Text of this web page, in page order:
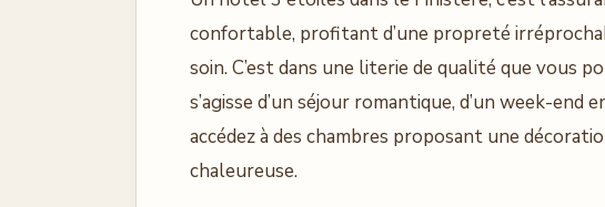
confortable, profitant d’une propreté
soin. C’est dans une literie de qualité que vous
s’agisse d’un séjour romantique, d’un week-end
accédez à des chambres proposant une
chaleureuse.